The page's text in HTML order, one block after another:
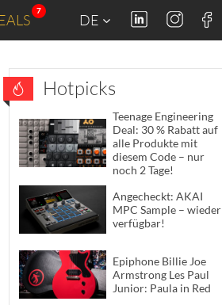
7
DE
Hotpicks
Teenage Engineering
Deal: 30 % Rabatt auf
alle Produkte mit
diesem Code – nur
noch 2 Tage!
Angecheckt: AKAI
MPC Sample – wieder
verfügbar!
Epiphone Billie Joe
Armstrong Les Paul
Junior: Paula in Red